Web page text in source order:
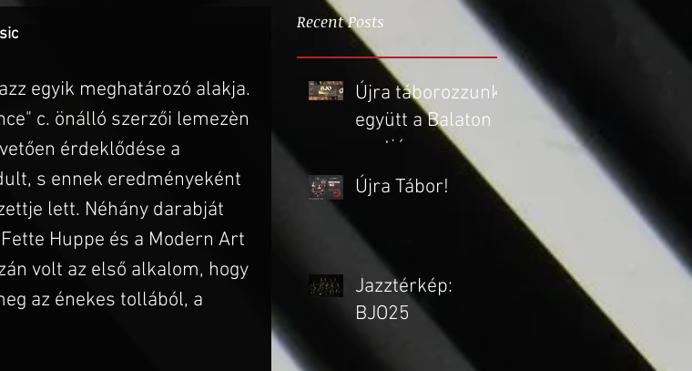
egyik meghatározó alakja.
c. önálló szerzői lemezèn
érdeklődése a
s ennek eredményeként
lett. Néhány darabját
Huppe és a Modern Art
volt az első alkalom, hogy
az énekes tollából, a
Recent Posts
Újra táborozzunk
együtt a Balaton
partján -
nemzetközi
oktatókkal!
Újra Tábor!
Jazztérkép:
BJO25